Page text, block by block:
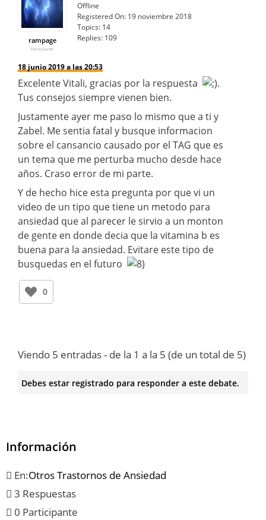
rampage
Participante
Offline
Registered On: 19 noviembre 2018
Topics: 14
Replies: 109
18 junio 2019 a las 20:53
Excelente Vitali, gracias por la respuesta
.
Tus consejos siempre vienen bien.
Justamente ayer me paso lo mismo que a ti y
Zabel. Me sentia fatal y busque informacion
sobre el cansancio causado por el TAG que es
un tema que me perturba mucho desde hace
años. Craso error de mi parte.
Y de hecho hice esta pregunta por que vi un
video de un tipo que tiene un metodo para
ansiedad que al parecer le sirvio a un monton
de gente en donde decia que la vitamina b es
buena para la ansiedad. Evitare este tipo de
busquedas en el futuro
0
Viendo 5 entradas - de la 1 a la 5 (de un total de 5)
Debes estar registrado para responder a este debate.
Información
En:Otros Trastornos de Ansiedad
3 Respuestas
0 Participante